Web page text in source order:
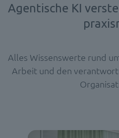
Agentische KI
Alles Wissenswerte rund
Arbeit und den